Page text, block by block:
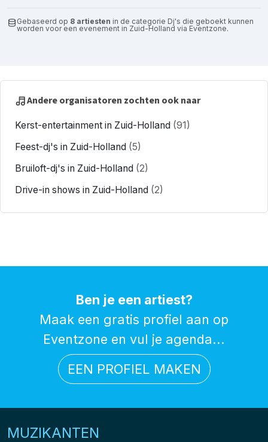
Gebaseerd op 8 artiesten in de categorie Dj's die geboekt kunnen
worden voor een evenement in Zuid-Holland via Eventzone.
Andere organisatoren zochten ook naar
Kerst-entertainment in Zuid-Holland (91)
Feest-dj's in Zuid-Holland (5)
Bruiloft-dj's in Zuid-Holland (2)
Drive-in shows in Zuid-Holland (2)
Ben je een artiest?
Maak een gratis profiel aan op
Eventzone en vul je agenda...
EEN PROFIEL MAKEN
MUZIKANTEN